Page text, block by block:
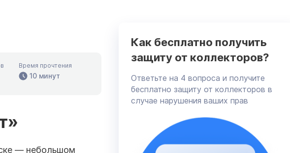
Время прочтения
10 минут
— небольшом
Как бесплатно получить
защиту от коллекторов?
Ответьте на 4 вопроса и получите
бесплатно защиту от коллекторов в
случае нарушения ваших прав